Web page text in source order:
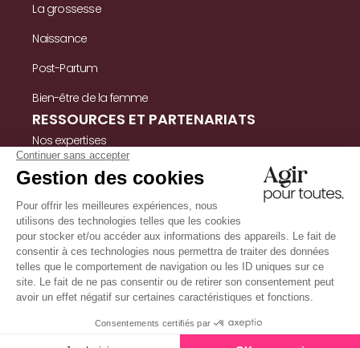
La grossesse
Naissance
Post-Partum
Bien-être de la femme
RESSOURCES ET PARTENARIATS
Nos expertises
Nos ressources
Témoignages
Nous contacter
INFORMATIONS
Mentions légales
Politique de confidentialité & cookies
Conditions Générales